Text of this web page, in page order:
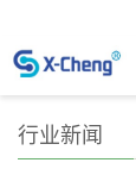
行业新闻